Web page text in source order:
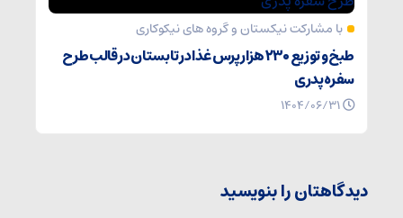
با مشارکت نیکستان و گروه های نیکوکاری
طبخ و توزیع ۲۳۰ هزار پرس غذا در تابستان در قالب طرح
سفره پدری
دیدگاهتان را بنویسید